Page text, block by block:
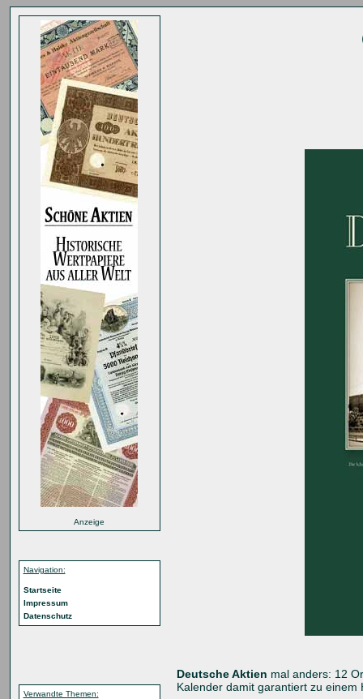
Anzeige
Navigation:
Startseite
Impressum
Datenschutz
Verwandte Themen:
Deutsche Aktien mal anders: 12
Kalender damit garantiert zu einem